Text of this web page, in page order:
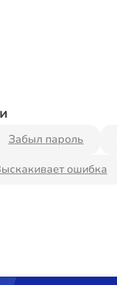
Забыл пароль
ошибка